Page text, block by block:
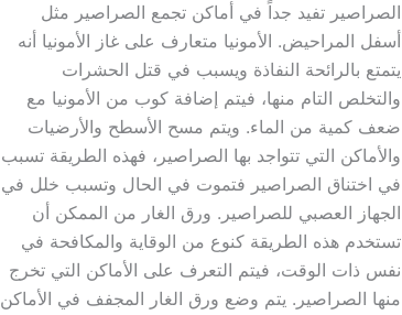
الصراصير تفيد جداً في أماكن تجمع الصراصير مثل
أسفل المراحيض. الأمونيا متعارف على غاز الأمونيا أنه
يتمتع بالرائحة النفاذة ويسبب في قتل الحشرات
والتخلص التام منها، فيتم إضافة كوب من الأمونيا مع
ضعف كمية من الماء. ويتم مسح الأسطح والأرضيات
والأماكن التي تتواجد بها الصراصير، فهذه الطريقة تسبب
في اختناق الصراصير فتموت في الحال وتسبب خلل في
الجهاز العصبي للصراصير. ورق الغار من الممكن أن
تستخدم هذه الطريقة كنوع من الوقاية والمكافحة في
نفس ذات الوقت، فيتم التعرف على الأماكن التي تخرج
منها الصراصير. يتم وضع ورق الغار المجفف في الأماكن